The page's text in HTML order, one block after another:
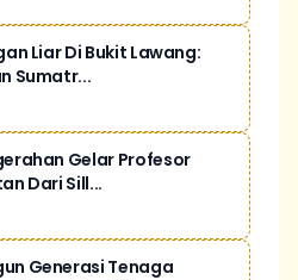
Liar Di Bukit Lawang:
Sumatr...
Gelar Profesor
Dari Sill...
Generasi Tenaga